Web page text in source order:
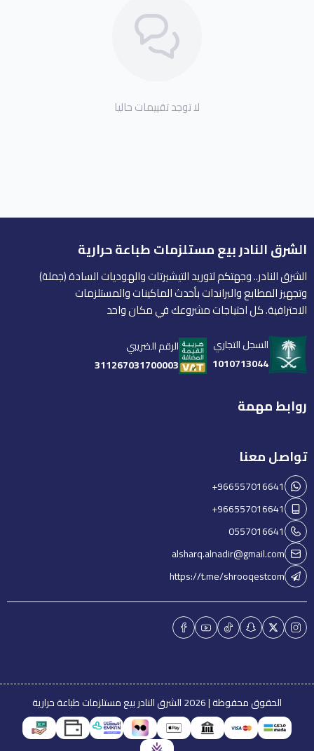
لا توجد تقييمات حاليا
الشرق النادر بيع مستلزمات طباعة حرارية
الشرق النادر.. وجهتكم لتوريد التيشيرتات والهوديات السادة (جملة)
وتجهيز المطابع والبراندات بأحدث الماكينات والمستلزمات
الاحترافية. كل احتياجات مشروعك في مكان واحد
السجل التجاري
1010713044
الرقم الضريبي
311267031700003
روابط مهمة
تواصل معنا
+966557016641
+966557016641
0557016641
alsharq.alnadir@gmail.com
https://t.me/shrooqestcom
الحقوق محفوظة | 2026 الشرق النادر بيع مستلزمات طباعة حرارية